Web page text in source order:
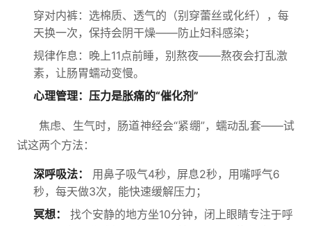
穿对内裤：选棉质、透气的（别穿蕾丝或化纤），每
天换一次，保持会阴干燥——防止妇科感染；
规律作息：晚上11点前睡，别熬夜——熬夜会打乱激
素，让肠胃蠕动变慢。
心理管理：压力是胀痛的“催化剂”
焦虑、生气时，肠道神经会“紧绷”，蠕动乱套——试
试这两个方法：
深呼吸法：
用鼻子吸气4秒，屏息2秒，用嘴呼气6
秒，每天做3次，能快速缓解压力；
冥想：
找个安静的地方坐10分钟，闭上眼睛专注于呼